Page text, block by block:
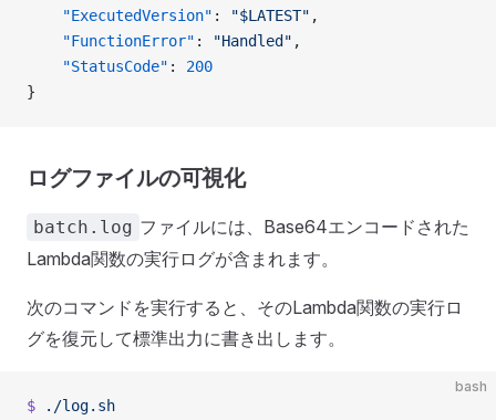
    "ExecutedVersion"
: "$LATEST" ,
    "FunctionError"
: "Handled" ,
    "StatusCode"
: 200
}
ログファイルの可視化
batch.log ファイルには、Base64エンコードされた
Lambda関数の実行ログが含まれます。
次のコマンドを実行すると、そのLambda関数の実行ロ
グを復元して標準出力に書き出します。
bash
$ ./log.sh